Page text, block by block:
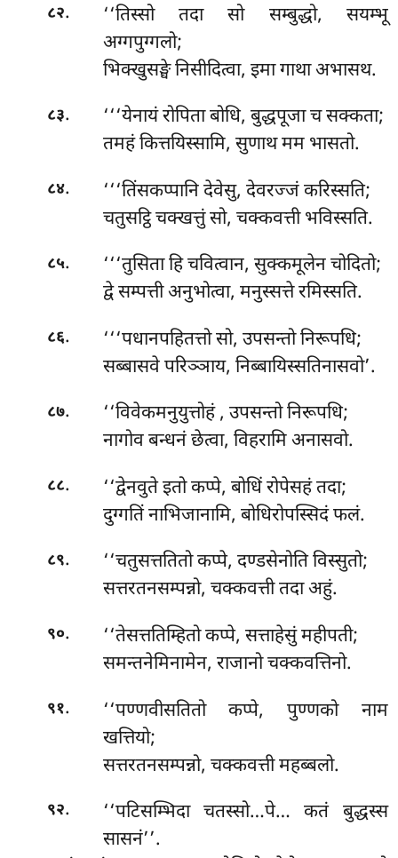
८२.
‘‘तिस्सो तदा सो सम्बुद्धो, सयम्भू
अग्गपुग्गलो;
भिक्खुसङ्घे निसीदित्वा, इमा गाथा अभासथ.
८३. ‘‘‘येनायंरोपिता बोधि, बुद्धपूजा च सक्कता;
तमहं कित्तयिस्सामि, सुणाथ मम भासतो.
८४.
‘‘‘तिंसकप्पानि देवेसु, देवरज्जं करिस्सति;
चतुसट्ठि चक्खत्तुं सो, चक्कवत्ती भविस्सति.
८५. ‘‘‘तुसिताहि चवित्वान, सुक्कमूलेन चोदितो;
द्वे सम्पत्ती अनुभोत्वा, मनुस्सत्ते रमिस्सति.
८६.
‘‘‘पधानपहितत्तो सो, उपसन्तो निरूपधि;
सब्बासवे परिञ्ञाय, निब्बायिस्सतिनासवो’.
८७. ‘‘विवेकमनुयुत्तोहं, उपसन्तो निरूपधि;
नागोव बन्धनं छेत्वा, विहरामि अनासवो.
८८.
‘‘द्वेनवुते इतो कप्पे, बोधिं रोपेसहं तदा;
दुग्गतिं नाभिजानामि, बोधिरोपस्सिदं फलं.
८९.
‘‘चतुसत्ततितो कप्पे, दण्डसेनोति विस्सुतो;
सत्तरतनसम्पन्नो, चक्कवत्ती तदा अहुं.
९०.
‘‘तेसत्ततिम्हितो कप्पे, सत्ताहेसुं महीपती;
समन्तनेमिनामेन, राजानो चक्कवत्तिनो.
९१. ‘‘पण्णवीसतितोकप्पे, पुण्णको नाम
खत्तियो;
सत्तरतनसम्पन्नो, चक्कवत्ती महब्बलो.
९२.
‘‘पटिसम्भिदा चतस्सो…पे… कतं बुद्धस्स
सासनं’’.